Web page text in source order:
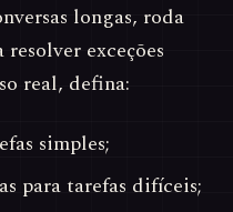
longas, roda
exceções
real, defina:
simples;
para tarefas difíceis;